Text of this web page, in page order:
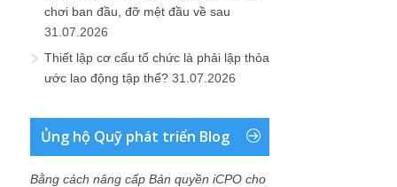
chơi ban đầu, đỡ mệt đầu về sau
31.07.2026
Thiết lập cơ cấu tổ chức là phải lập thỏa
ước lao động tập thể? 31.07.2026
Ủng hộ Quỹ phát triển Blog
Bằng cách nâng cấp Bản quyền iCPO cho